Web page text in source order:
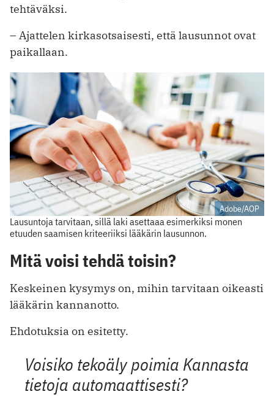
tehtäväksi.
– Ajattelen kirkasotsaisesti, että lausunnot ovat
paikallaan.
Adobe/AOP
Lausuntoja tarvitaan, sillä laki asettaaa esimerkiksi monen
etuuden saamisen kriteeriiksi lääkärin lausunnon.
Mitä voisi tehdä toisin?
Keskeinen kysymys on, mihin tarvitaan oikeasti
lääkärin kannanotto.
Ehdotuksia on esitetty.
Voisiko tekoäly poimia Kannasta
tietoja automaattisesti?